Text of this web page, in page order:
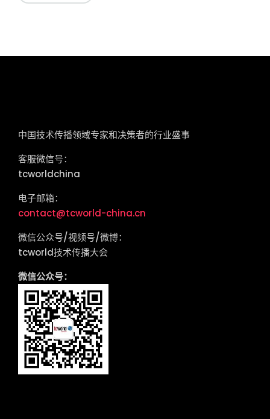
中国技术传播领域专家和决策者的行业盛事
客服微信号：
tcworldchina
电子邮箱：
contact@tcworld-china.cn
微信公众号/视频号/微博：
tcworld技术传播大会
微信公众号：